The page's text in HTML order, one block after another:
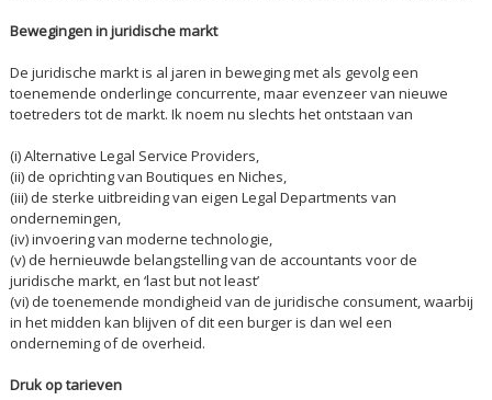
Bewegingen in juridische markt
De juridische markt is al jaren in beweging met als gevolg een
toenemende onderlinge concurrente, maar evenzeer van nieuwe
toetreders tot de markt. Ik noem nu slechts het ontstaan van
(i) Alternative Legal Service Providers,
(ii) de oprichting van Boutiques en Niches,
(iii) de sterke uitbreiding van eigen Legal Departments van
ondernemingen,
(iv) invoering van moderne technologie,
(v) de hernieuwde belangstelling van de accountants voor de
juridische markt, en ‘last but not least’
(vi) de toenemende mondigheid van de juridische consument, waarbij
in het midden kan blijven of dit een burger is dan wel een
onderneming of de overheid.
Druk op tarieven